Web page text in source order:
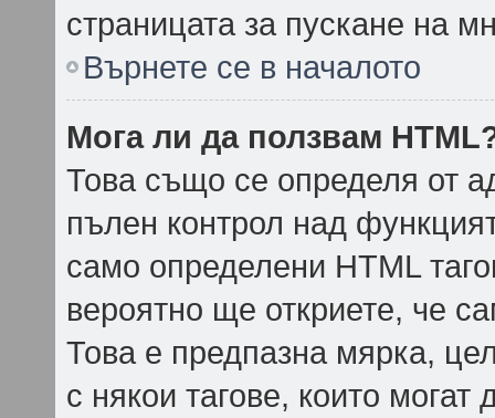
страницата за пускане на
Върнете се в началото
Мога ли да ползвам
Това също се определя от
пълен контрол над
само определени HTML
вероятно ще откриете, че
Това е предпазна мярка,
с някои тагове, които